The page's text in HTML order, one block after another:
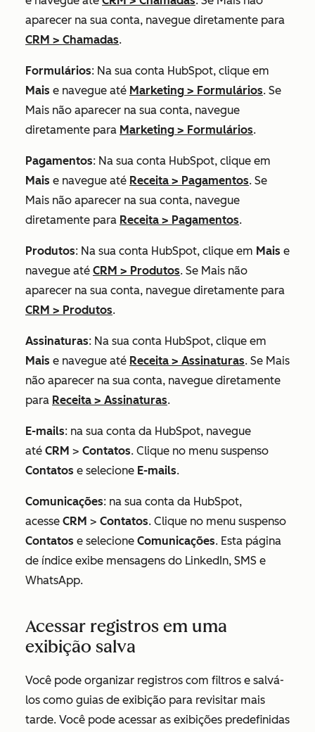
aparecer na sua conta, navegue diretamente para
CRM > Chamadas.
Formulários: Na sua conta HubSpot, clique em
Mais e navegue até Marketing > Formulários. Se
Mais não aparecer na sua conta, navegue
diretamente para Marketing > Formulários.
Pagamentos: Na sua conta HubSpot, clique em
Mais e navegue até Receita > Pagamentos. Se
Mais não aparecer na sua conta, navegue
diretamente para Receita > Pagamentos.
Produtos: Na sua conta HubSpot, clique em Mais e
navegue até CRM > Produtos. Se Mais não
aparecer na sua conta, navegue diretamente para
CRM > Produtos.
Assinaturas: Na sua conta HubSpot, clique em
Mais e navegue até Receita > Assinaturas. Se Mais
não aparecer na sua conta, navegue diretamente
para Receita > Assinaturas.
E-mails: na sua conta da HubSpot, navegue
até CRM > Contatos. Clique no menu suspenso
Contatos e selecione E-mails.
Comunicações: na sua conta da HubSpot,
acesse CRM > Contatos. Clique no menu suspenso
Contatos e selecione Comunicações. Esta página
de índice exibe mensagens do LinkedIn, SMS e
WhatsApp.
Acessar registros em uma
exibição salva
Você pode organizar registros com filtros e salvá-
los como guias de exibição para revisitar mais
tarde. Você pode acessar as exibições predefinidas